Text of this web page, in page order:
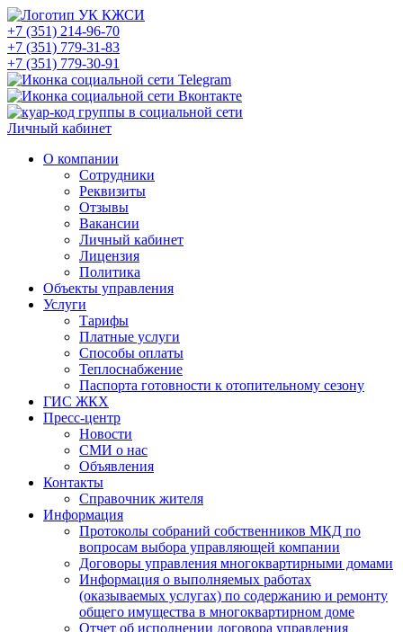
+7 (351) 214-96-70
+7 (351) 779-31-83
+7 (351) 779-30-91
Личный кабинет
О компании
Сотрудники
Реквизиты
Отзывы
Вакансии
Личный кабинет
Лицензия
Политика
Объекты управления
Услуги
Тарифы
Платные услуги
Способы оплаты
Теплоснабжение
Паспорта готовности к отопительному сезону
ГИС ЖКХ
Пресс-центр
Новости
СМИ о нас
Объявления
Контакты
Справочник жителя
Информация
Протоколы собраний собственников МКД по
вопросам выбора управляющей компании
Договоры управления многоквартирными домами
Информация о выполняемых работах
(оказываемых услугах) по содержанию и ремонту
общего имущества в многоквартирном доме
Отчет об исполнении договора управления